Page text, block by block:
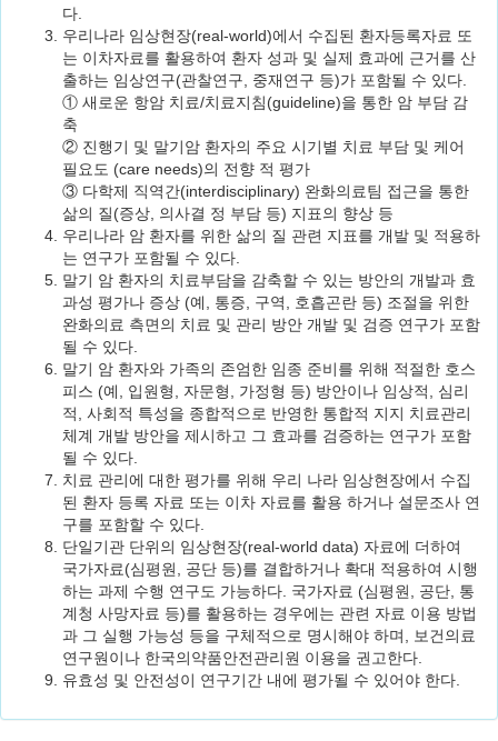
다.
우리나라 임상현장(real-world)에서 수집된 환자등록자료 또
는 이차자료를 활용하여 환자 성과 및 실제 효과에 근거를 산
출하는 임상연구(관찰연구, 중재연구 등)가 포함될 수 있다.
① 새로운 항암 치료/치료지침(guideline)을 통한 암 부담 감
축
② 진행기 및 말기암 환자의 주요 시기별 치료 부담 및 케어
필요도 (care needs)의 전향 적 평가
③ 다학제 직역간(interdisciplinary) 완화의료팀 접근을 통한
삶의 질(증상, 의사결 정 부담 등) 지표의 향상 등
우리나라 암 환자를 위한 삶의 질 관련 지표를 개발 및 적용하
는 연구가 포함될 수 있다.
말기 암 환자의 치료부담을 감축할 수 있는 방안의 개발과 효
과성 평가나 증상 (예, 통증, 구역, 호흡곤란 등) 조절을 위한
완화의료 측면의 치료 및 관리 방안 개발 및 검증 연구가 포함
될 수 있다.
말기 암 환자와 가족의 존엄한 임종 준비를 위해 적절한 호스
피스 (예, 입원형, 자문형, 가정형 등) 방안이나 임상적, 심리
적, 사회적 특성을 종합적으로 반영한 통합적 지지 치료관리
체계 개발 방안을 제시하고 그 효과를 검증하는 연구가 포함
될 수 있다.
치료 관리에 대한 평가를 위해 우리 나라 임상현장에서 수집
된 환자 등록 자료 또는 이차 자료를 활용 하거나 설문조사 연
구를 포함할 수 있다.
단일기관 단위의 임상현장(real-world data) 자료에 더하여
국가자료(심평원, 공단 등)를 결합하거나 확대 적용하여 시행
하는 과제 수행 연구도 가능하다. 국가자료 (심평원, 공단, 통
계청 사망자료 등)를 활용하는 경우에는 관련 자료 이용 방법
과 그 실행 가능성 등을 구체적으로 명시해야 하며, 보건의료
연구원이나 한국의약품안전관리원 이용을 권고한다.
유효성 및 안전성이 연구기간 내에 평가될 수 있어야 한다.